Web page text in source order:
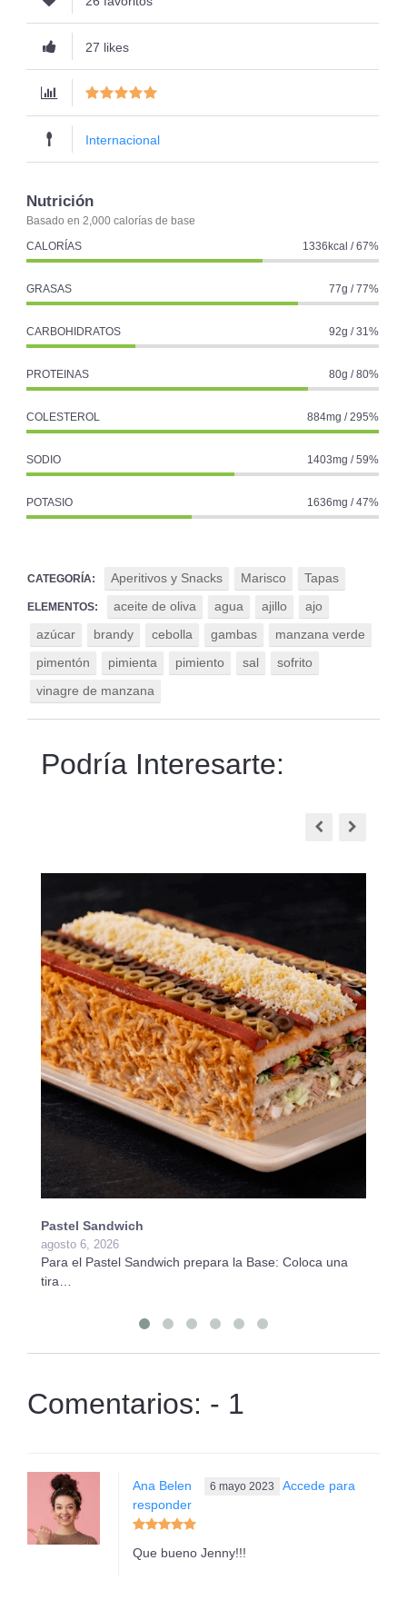
27 likes
Internacional
Nutrición
Basado en 2,000 calorías de base
CALORÍAS
1336kcal / 67%
GRASAS 77g / 77%
CARBOHIDRATOS 92g / 31%
PROTEINAS 80g / 80%
COLESTEROL 884mg / 295%
SODIO 1403mg / 59%
POTASIO 1636mg / 47%
CATEGORÍA: Aperitivos y Snacks Marisco Tapas
ELEMENTOS: aceite de oliva agua ajillo
ajo
azúcar
brandy cebolla gambas
manzana verde
pimentón
pimienta pimiento sal
sofrito
vinagre de manzana
Podría Interesarte:
Pastel Sandwich
agosto 6, 2026
Para el Pastel Sandwich prepara la Base: Coloca una
tira…
Comentarios: - 1
Ana Belen 6 mayo 2023
Accede para
responder
Que bueno Jenny!!!